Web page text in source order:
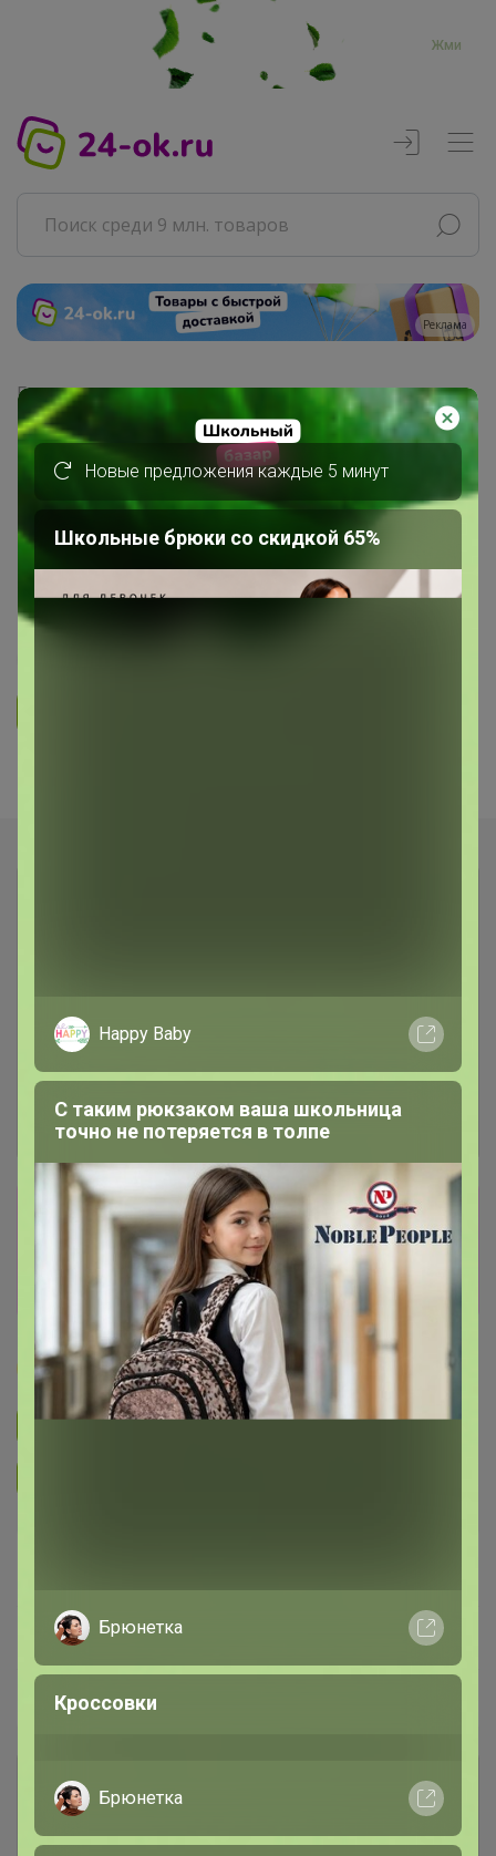
Жми
Реклама
Главная
Совместные покупки
АРХИВ СП
Продукты
СП58 Кофемания Torrefacto!
Свежеобжареный кофе, вкус -
который сносит крышу!
Сбор заказов в данной закупке
завершен
Перейти к текущей закупке
Бонифаций
Подписаться на закупку 1.5K
Ожидание ~ 14 дней
Пристрой
Комментарии к лотам 1.8K
Отзывы участников 9.8K
Новые предложения каждые 5 минут
Школьные брюки со скидкой 65%
Happy Baby
С таким рюкзаком ваша школьница
точно не потеряется в толпе
Брюнетка
Кроссовки
Брюнетка